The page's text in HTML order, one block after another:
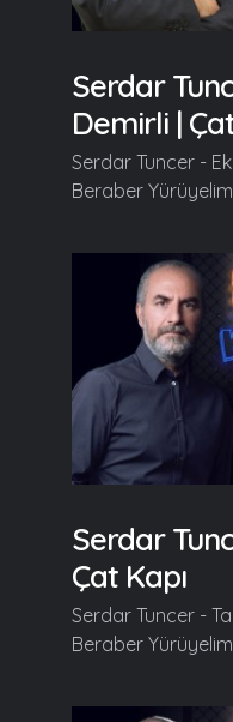
Serdar
Demirli |
Serdar Tuncer -
Beraber
Serdar
Çat Kapı
Serdar Tuncer -
Beraber